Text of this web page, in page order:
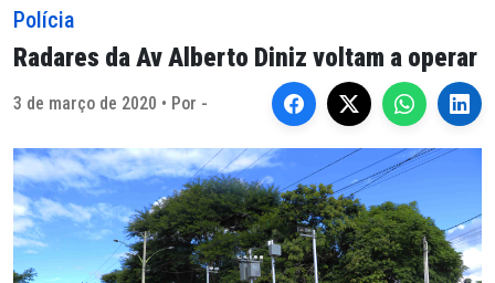
Polícia
Radares da Av Alberto Diniz voltam a operar
3 de março de 2020 • Por -